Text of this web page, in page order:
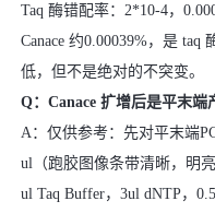
Taq 酶错配率：2*10-4，
Canace 约0.00039%，是
低，但不是绝对的不突变。
Q：Canace 扩增后是平末端
A：仅供参考：先对平末端
ul（跑胶图像条带清晰，明
ul Taq Buffer，3ul dNTP，